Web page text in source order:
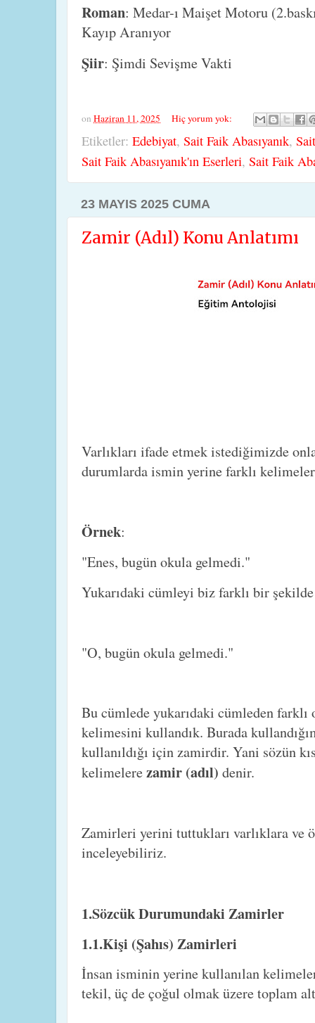
Roman: Medar-ı Maişet Motoru
Kayıp Aranıyor
Şiir: Şimdi Sevişme Vakti
on Haziran 11, 2025 Hiç yorum yok:
Etiketler: Edebiyat, Sait Faik Abasıyanık,
Sait Faik Abasıyanık'ın Eserleri, Sait Faik
23 MAYIS 2025 CUMA
Zamir (Adıl) Konu Anlatımı
Varlıkları ifade etmek istediğimizde
durumlarda ismin yerine farklı
Örnek:
"Enes, bugün okula gelmedi."
Yukarıdaki cümleyi biz farklı bir
"O, bugün okula gelmedi."
Bu cümlede yukarıdaki cümleden
kelimesini kullandık. Burada
kullanıldığı için zamirdir. Yani sözün
kelimelerezamir (adıl) denir.
Zamirleri yerini tuttukları varlıklara ve
inceleyebiliriz.
1.Sözcük Durumundaki Zamirler
1.1.Kişi (Şahıs) Zamirleri
İnsan isminin yerine kullanılan
tekil, üç de çoğul olmak üzere toplam